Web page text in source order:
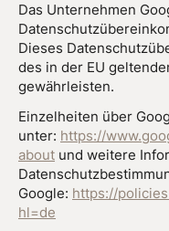
Das Unternehmen
Dieses
des in der EU
gewährleisten.
Einzelheiten über
unter: https://
about und weitere
Google: https://
hl=de